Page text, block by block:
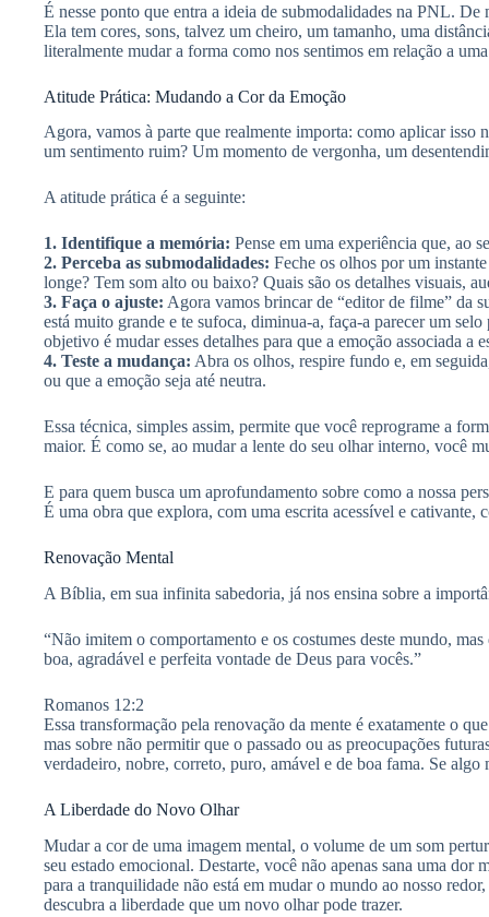
É nesse ponto que entra a ideia de submodalidades na PNL. De
Ela tem cores, sons, talvez um cheiro, um tamanho, uma
literalmente mudar a forma como nos sentimos em relação a
Atitude Prática: Mudando a Cor da Emoção
Agora, vamos à parte que realmente importa: como aplicar isso
um sentimento ruim? Um momento de vergonha, um
A atitude prática é a seguinte:
1. Identifique a memória: Pense em uma experiência que, ao
2. Perceba as submodalidades: Feche os olhos por um
longe? Tem som alto ou baixo? Quais são os detalhes visuais,
3. Faça o ajuste: Agora vamos brincar de “editor de filme” da
está muito grande e te sufoca, diminua-a, faça-a parecer um
objetivo é mudar esses detalhes para que a emoção associada a
4. Teste a mudança: Abra os olhos, respire fundo e, em
ou que a emoção seja até neutra.
Essa técnica, simples assim, permite que você reprograme a
maior. É como se, ao mudar a lente do seu olhar interno, você
E para quem busca um aprofundamento sobre como a nossa
É uma obra que explora, com uma escrita acessível e cativante,
Renovação Mental
A Bíblia, em sua infinita sabedoria, já nos ensina sobre a
“Não imitem o comportamento e os costumes deste mundo,
boa, agradável e perfeita vontade de Deus para vocês.”
Romanos 12:2
Essa transformação pela renovação da mente é exatamente o
mas sobre não permitir que o passado ou as preocupações
verdadeiro, nobre, correto, puro, amável e de boa fama. Se
A Liberdade do Novo Olhar
Mudar a cor de uma imagem mental, o volume de um som
seu estado emocional. Destarte, você não apenas sana uma
para a tranquilidade não está em mudar o mundo ao nosso
descubra a liberdade que um novo olhar pode trazer.